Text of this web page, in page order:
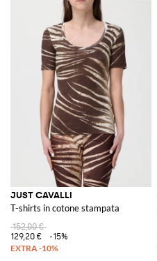
JUST CAVALLI
T-shirts in cotone stampata
152,00 €
129,20 €
-15%